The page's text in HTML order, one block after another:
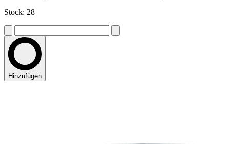
Stock: 28
Hinzufügen